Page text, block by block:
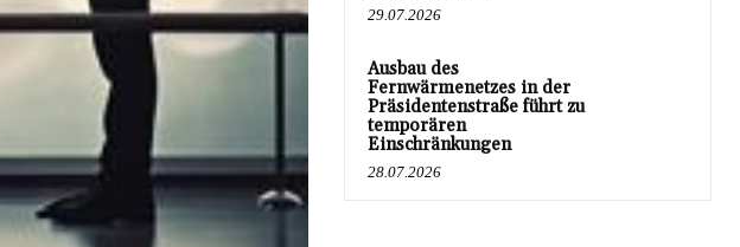
29.07.2026
Ausbau des
Fernwärmenetzes in der
Präsidentenstraße führt zu
temporären
Einschränkungen
28.07.2026